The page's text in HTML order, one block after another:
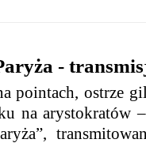
-
pointach, ostrze
na arystokratów